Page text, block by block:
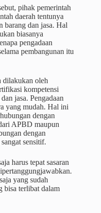
pihak pemerintah
daerah tentunya
barang dan jasa. Hal
biasanya
pengadaan
pembangunan itu
dilakukan oleh
kompetensi
jasa. Pengadaan
yang mudah. Hal ini
dengan
APBD maupun
dengan
sensitif.
harus tepat sasaran
yang sudah
bisa terlibat dalam